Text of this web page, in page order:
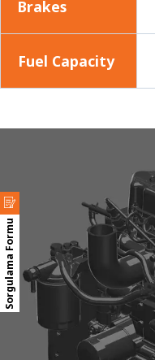
Sorgulama Formu
Brakes
Fuel Capacity